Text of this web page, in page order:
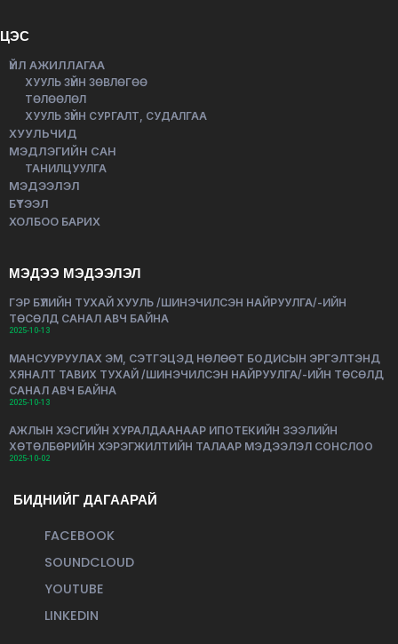
ЦЭС
ҮЙЛ АЖИЛЛАГАА
ХУУЛЬ ЗҮЙН ЗӨВЛӨГӨӨ
ТӨЛӨӨЛӨЛ
ХУУЛЬ ЗҮЙН СУРГАЛТ, СУДАЛГАА
ХУУЛЬЧИД
МЭДЛЭГИЙН САН
ТАНИЛЦУУЛГА
МЭДЭЭЛЭЛ
БҮТЭЭЛ
ХОЛБОО БАРИХ
МЭДЭЭ МЭДЭЭЛЭЛ
ГЭР БҮЛИЙН ТУХАЙ ХУУЛЬ /ШИНЭЧИЛСЭН НАЙРУУЛГА/-ИЙН
ТӨСӨЛД САНАЛ АВЧ БАЙНА
2025-10-13
МАНСУУРУУЛАХ ЭМ, СЭТГЭЦЭД НӨЛӨӨТ БОДИСЫН ЭРГЭЛТЭНД
ХЯНАЛТ ТАВИХ ТУХАЙ /ШИНЭЧИЛСЭН НАЙРУУЛГА/-ИЙН ТӨСӨЛД
САНАЛ АВЧ БАЙНА
2025-10-13
АЖЛЫН ХЭСГИЙН ХУРАЛДААНААР ИПОТЕКИЙН ЗЭЭЛИЙН
ХӨТӨЛБӨРИЙН ХЭРЭГЖИЛТИЙН ТАЛААР МЭДЭЭЛЭЛ СОНСЛОО
2025-10-02
БИДНИЙГ ДАГААРАЙ
FACEBOOK
SOUNDCLOUD
YOUTUBE
LINKEDIN